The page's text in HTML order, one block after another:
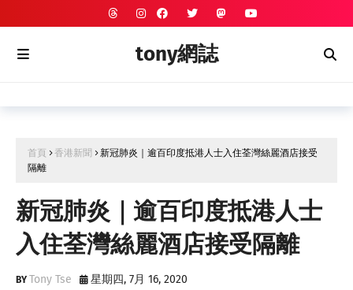
tony網誌
首頁 香港新聞
新冠肺炎｜逾百印度抵港人士入住荃灣絲麗酒店接受
隔離
新冠肺炎｜逾百印度抵港人士
入住荃灣絲麗酒店接受隔離
Tony Tse 星期四, 7月 16, 2020